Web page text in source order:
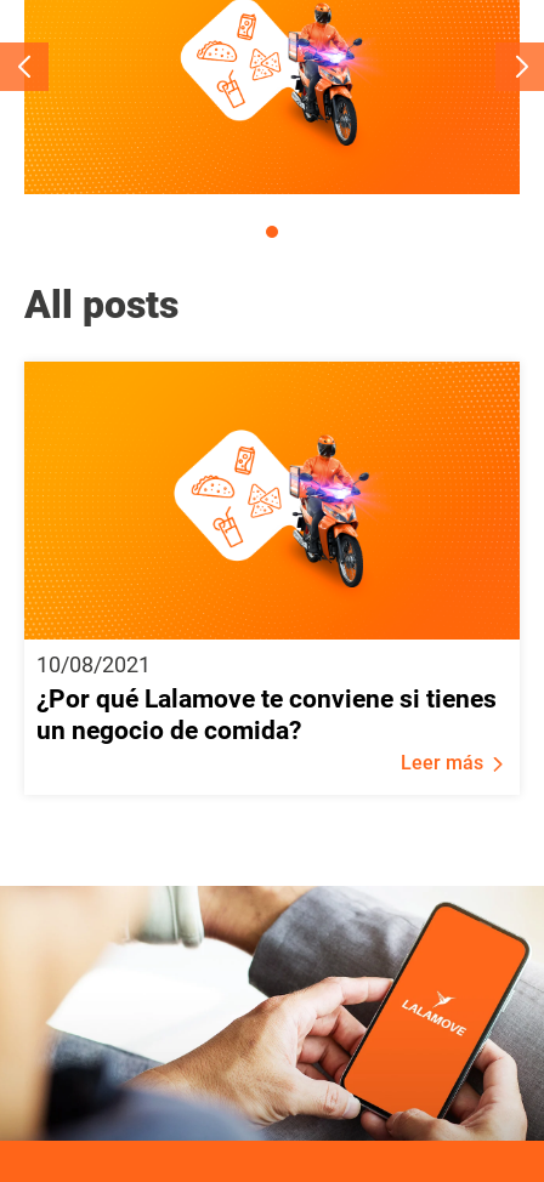
All posts
10/08/2021
¿Por qué Lalamove te conviene si tienes
un negocio de comida?
Leer más